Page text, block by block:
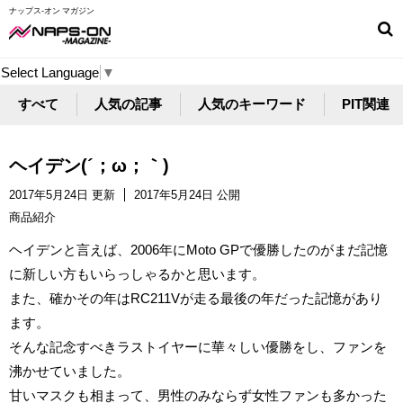
ナップス-オン マガジン
Select Language ▼
すべて 人気の記事 人気のキーワード PIT関連
ヘイデン(´；ω；｀)
2017年5月24日 更新
2017年5月24日 公開
商品紹介
ヘイデンと言えば、2006年にMoto GPで優勝したのがまだ記憶
に新しい方もいらっしゃるかと思います。
また、確かその年はRC211Vが走る最後の年だった記憶があり
ます。
そんな記念すべきラストイヤーに華々しい優勝をし、ファンを
沸かせていました。
甘いマスクも相まって、男性のみならず女性ファンも多かった